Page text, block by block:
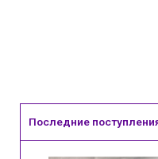
Последние